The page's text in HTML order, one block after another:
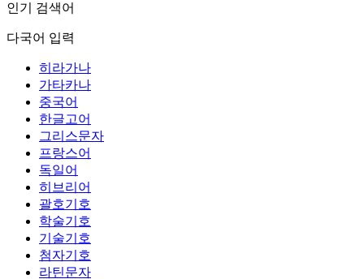
인기 검색어
다국어 입력
히라가나
가타카나
중국어
한글고어
그리스문자
프랑스어
독일어
히브리어
괄호기호
학술기호
기술기호
첨자기호
라틴문자